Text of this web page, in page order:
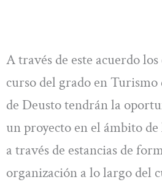
A través de este acuerdo
curso del grado en
de Deusto tendrán la
un proyecto en el ámbito
a través de estancias de
organización a lo largo del